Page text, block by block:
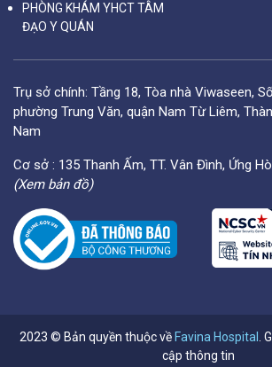
PHÒNG KHÁM YHCT TÂM
ĐẠO Y QUÁN
Trụ sở chính: Tầng 18, Tòa nhà Viwaseen,
phường Trung Văn, quận Nam Từ Liêm,
Nam
Cơ sở : 135 Thanh Ấm, TT. Vân Đình, Ứng
(Xem bản đồ)
2023 © Bản quyền thuộc về Favina Hospital
.
cập thông tin